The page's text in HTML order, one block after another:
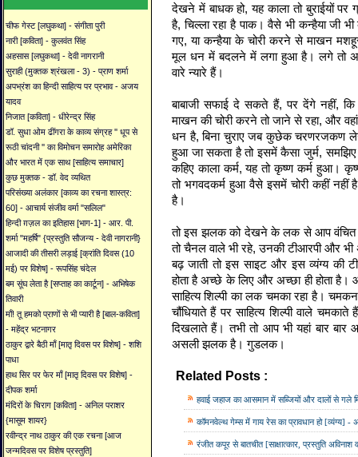
चीफ गेस्ट [लघुकथा] - संगीता पुरी
नारी [कविता] - कुलवंत सिंह
अहसास [लघुकथा] - देवी नागरानी
सुराही (मुक्तक श्रंखला - 3) - प्राण शर्मा
अपभ्रंश का हिन्दी साहित्य पर प्रभाव - अजय
यादव
निजात [कविता] - धीरेन्द्र सिंह
डॉ. सुधा ओम ढींगरा के काव्य संग्रह '' धूप से
रूठी चांदनी '' का विमोचन समारोह अमेरिका
और भारत में एक साथ [साहित्य समाचार]
कुछ मुक्तक - डॉ. वेद व्यथित
परिसंख्या अलंकार [काव्य का रचना शास्त्र:
60] - आचार्य संजीव वर्मा "सलिल"
हिन्दी ग़ज़ल का इतिहास [भाग-1] - आर. पी.
शर्मा "महर्षि" {प्रस्तुति सौजन्य - देवी नागरानी}
आजादी की तीसरी लड़ाई [क्रांति दिवस (10
मई) पर विशेष] - रूपसिंह चंदेल
बम सूंघ लेता है [सप्ताह का कार्टून] - अभिषेक
तिवारी
माँ! तू हमको प्राणों से भी प्यारी है [बाल-कविता]
- महेंद्र भटनागर
ठाकुर द्वारे बैठी माँ [मातृ दिवस पर विशेष] - शशि
पाधा
हाथ सिर पर फेर माँ [मातृ दिवस पर विशेष] -
दीपक शर्मा
मंदिरों के चिराग [कविता] - अनिल पराशर
{मासूम शायर}
रवीन्द्र नाथ ठाकुर की एक रचना [आज
जन्मदिवस पर विशेष प्रस्तुति]
देखने में बाधक हो, यह काला तो बुराईयों पर
है, चिल्‍ला रहा है पाक। वैसे भी कन्‍हैया जी
गए, या कन्‍हैया के चोरी करने से माखन
मूल धन में बदलने में लगा हुआ है। लगे तो
वारे न्‍यारे हैं।
बाबाजी सफाई दे सकते हैं, पर देंगे नहीं,
माखन की चोरी करने तो जाने से रहा, और
धन है, बिना चुराए जब कुछेक चरणरजकण
हुआ जा सकता है तो इसमें कैसा जुर्म, समझिए
कहिए काला कर्म, यह तो कृष्‍ण कर्म हुआ।
तो भगवदकर्म हुआ वैसे इसमें चोरी कहीं नहीं
है।
तो इस झलक को देखने के लक से आप वंचित
तो चैनल वाले भी रहे, उनकी टीआरपी और
बढ़ जाती तो इस साइट और इस व्‍यंग्‍य की
होता है अच्‍छे के लिए और अच्‍छा ही होता
साहित्‍य शिल्‍पी का लक चमका रहा है।
चौंधियाते हैं पर साहित्‍य शिल्‍पी वाले
दिखलाते हैं। तभी तो आप भी यहां बार
असली झलक है। गुडलक।
Related Posts :
हवाई जहाज का आसमान में सब्जियों और दालों से गले
कॉमनवेल्‍थ गेम्‍स में गाय रेस का प्रावधान हो [व्यंग्य] -
रंजीत कपूर से बातचीत [साक्षात्कार, प्रस्तुति